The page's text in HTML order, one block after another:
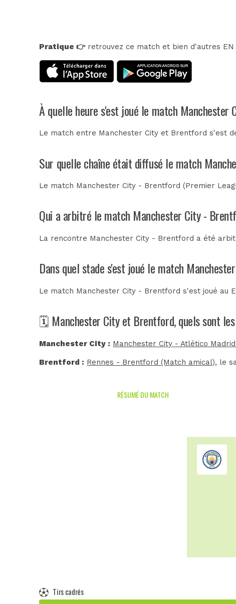
Pratique 👉retrouvez ce match et bien d'autres EN
À quelle heure s'est joué le match
Le match entre Manchester City et Brentford s'est
Sur quelle chaîne était diffusé le match
Le match Manchester City - Brentford (Premier
Qui a arbitré le match Manchester City -
La rencontre Manchester City - Brentford a été
Dans quel stade s'est joué le match
Le match Manchester City - Brentford s'est joué au
🗓️ Manchester City et Brentford, quels sont
Manchester City : Manchester City - Atlético
Brentford : Rennes - Brentford (Match amical), le
RÉSUMÉ DU MATCH
Tirs cadrés